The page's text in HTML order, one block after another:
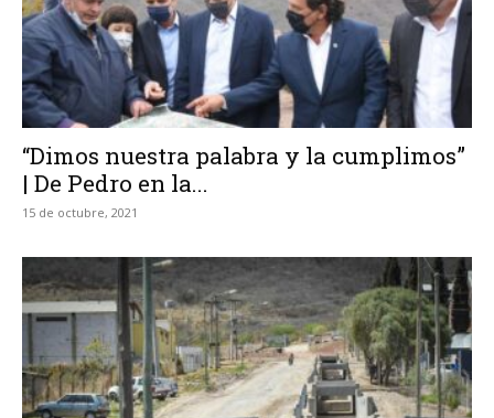
“Dimos nuestra palabra y la cumplimos”
| De Pedro en la...
15 de octubre, 2021